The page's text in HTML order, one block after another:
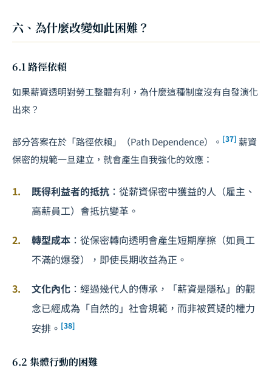
六、為什麼改變如此困難？
6.1 路徑依賴
如果薪資透明對勞工整體有利，為什麼這種制度沒有自發演化
出來？
部分答案在於「路徑依賴」（Path Dependence）。 [37] 薪資
保密的規範一旦建立，就會產生自我強化的效應：
既得利益者的抵抗 ：從薪資保密中獲益的人（雇主、
高薪員工）會抵抗變革。
轉型成本 ：從保密轉向透明會產生短期摩擦（如員工
不滿的爆發），即使長期收益為正。
文化內化 ：經過幾代人的傳承，「薪資是隱私」的觀
念已經成為「自然的」社會規範，而非被質疑的權力
安排。 [38]
6.2 集體行動的困難